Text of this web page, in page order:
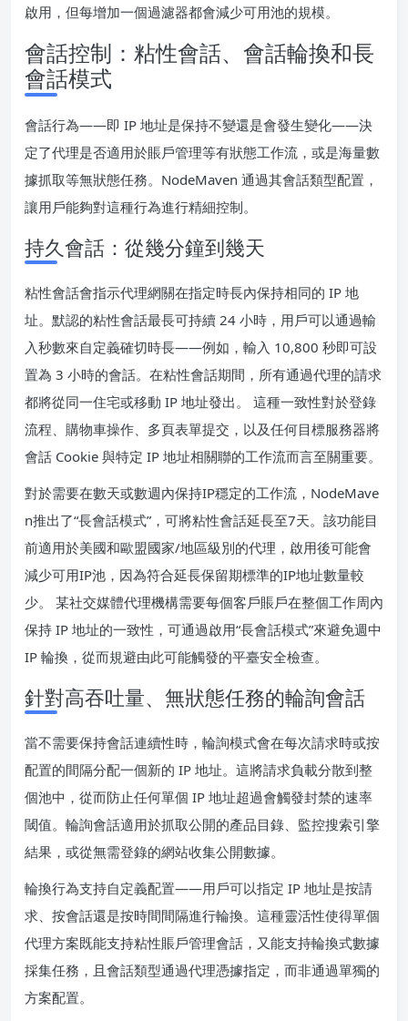
啟用，但每增加一個過濾器都會減少可用池的規模。
會話控制：粘性會話、會話輪換和長
會話模式
會話行為——即 IP 地址是保持不變還是會發生變化——決
定了代理是否適用於賬戶管理等有狀態工作流，或是海量數
據抓取等無狀態任務。NodeMaven 通過其會話類型配置，
讓用戶能夠對這種行為進行精細控制。
持久會話：從幾分鐘到幾天
粘性會話會指示代理網關在指定時長內保持相同的 IP 地
址。默認的粘性會話最長可持續 24 小時，用戶可以通過輸
入秒數來自定義確切時長——例如，輸入 10,800 秒即可設
置為 3 小時的會話。在粘性會話期間，所有通過代理的請求
都將從同一住宅或移動 IP 地址發出。 這種一致性對於登錄
流程、購物車操作、多頁表單提交，以及任何目標服務器將
會話 Cookie 與特定 IP 地址相關聯的工作流而言至關重要。
對於需要在數天或數週內保持IP穩定的工作流，NodeMave
n推出了“長會話模式”，可將粘性會話延長至7天。該功能目
前適用於美國和歐盟國家/地區級別的代理，啟用後可能會
減少可用IP池，因為符合延長保留期標準的IP地址數量較
少。 某社交媒體代理機構需要每個客戶賬戶在整個工作周內
保持 IP 地址的一致性，可通過啟用“長會話模式”來避免週中
IP 輪換，從而規避由此可能觸發的平臺安全檢查。
針對高吞吐量、無狀態任務的輪詢會話
當不需要保持會話連續性時，輪詢模式會在每次請求時或按
配置的間隔分配一個新的 IP 地址。這將請求負載分散到整
個池中，從而防止任何單個 IP 地址超過會觸發封禁的速率
閾值。輪詢會話適用於抓取公開的產品目錄、監控搜索引擎
結果，或從無需登錄的網站收集公開數據。
輪換行為支持自定義配置——用戶可以指定 IP 地址是按請
求、按會話還是按時間間隔進行輪換。這種靈活性使得單個
代理方案既能支持粘性賬戶管理會話，又能支持輪換式數據
採集任務，且會話類型通過代理憑據指定，而非通過單獨的
方案配置。